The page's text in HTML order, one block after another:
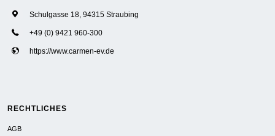
Schulgasse 18, 94315 Straubing
+49 (0) 9421 960-300
https://www.carmen-ev.de
RECHTLICHES
AGB